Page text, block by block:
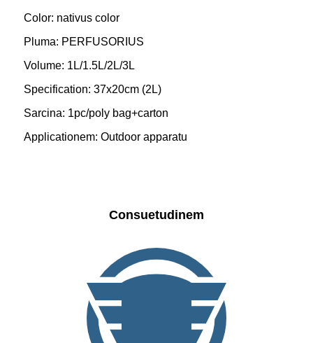
Color: nativus color
Pluma: PERFUSORIUS
Volume: 1L/1.5L/2L/3L
Specification: 37x20cm (2L)
Sarcina: 1pc/poly bag+carton
Applicationem: Outdoor apparatu
Consuetudinem